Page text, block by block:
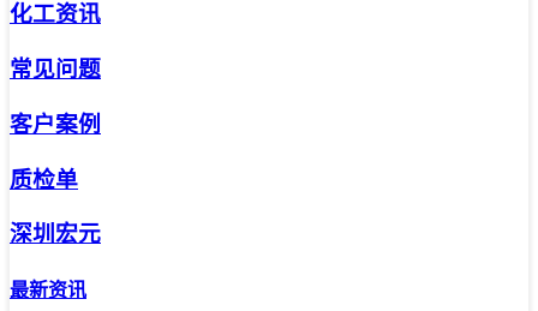
化工资讯
常见问题
客户案例
质检单
深圳宏元
最新资讯